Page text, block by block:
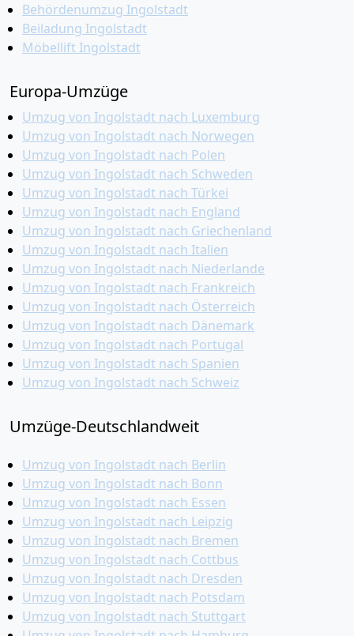
Behördenumzug Ingolstadt
Beiladung Ingolstadt
Möbellift Ingolstadt
Europa-Umzüge
Umzug von Ingolstadt nach Luxemburg
Umzug von Ingolstadt nach Norwegen
Umzug von Ingolstadt nach Polen
Umzug von Ingolstadt nach Schweden
Umzug von Ingolstadt nach Türkei
Umzug von Ingolstadt nach England
Umzug von Ingolstadt nach Griechenland
Umzug von Ingolstadt nach Italien
Umzug von Ingolstadt nach Niederlande
Umzug von Ingolstadt nach Frankreich
Umzug von Ingolstadt nach Österreich
Umzug von Ingolstadt nach Dänemark
Umzug von Ingolstadt nach Portugal
Umzug von Ingolstadt nach Spanien
Umzug von Ingolstadt nach Schweiz
Umzüge-Deutschlandweit
Umzug von Ingolstadt nach Berlin
Umzug von Ingolstadt nach Bonn
Umzug von Ingolstadt nach Essen
Umzug von Ingolstadt nach Leipzig
Umzug von Ingolstadt nach Bremen
Umzug von Ingolstadt nach Cottbus
Umzug von Ingolstadt nach Dresden
Umzug von Ingolstadt nach Potsdam
Umzug von Ingolstadt nach Stuttgart